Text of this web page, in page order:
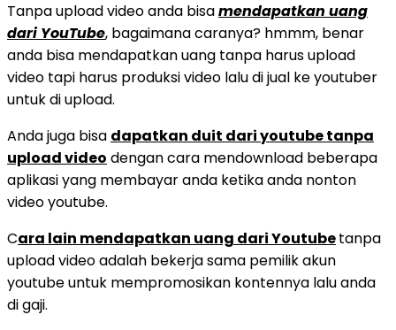
Tanpa upload video anda bisamendapatkan uang
dari YouTube, bagaimana caranya? hmmm, benar
anda bisa mendapatkan uang tanpa harus upload
video tapi harus produksi video lalu di jual ke youtuber
untuk di upload.
Anda juga bisa dapatkan duit dari youtube tanpa
upload video dengan cara mendownload beberapa
aplikasi yang membayar anda ketika anda nonton
video youtube.
Cara lain mendapatkan uang dari Youtubetanpa
upload video adalah bekerja sama pemilik akun
youtube untuk mempromosikan kontennya lalu anda
di gaji.